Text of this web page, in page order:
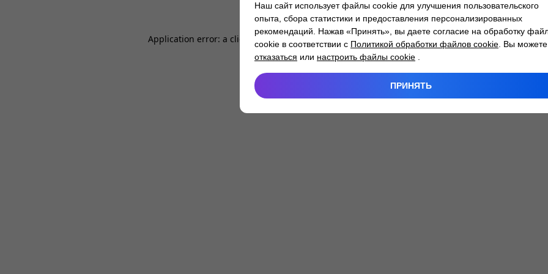
Application error: a client -side exception has occurred while loading atlantm.by (see the
Наш сайт использует файлы cookie для улучшения пользовательского
опыта, сбора статистики и предоставления персонализированных
рекомендаций. Нажав «Принять», вы даете согласие на обработку
cookie в соответствии с Политикой обработки файлов cookie . Вы можете
отказаться или настроить файлы cookie
ПРИНЯТЬ